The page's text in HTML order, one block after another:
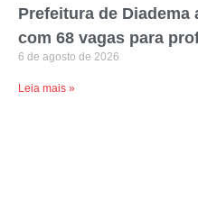
Prefeitura de
com 68 vagas para
6 de agosto de 2026
Leia mais »